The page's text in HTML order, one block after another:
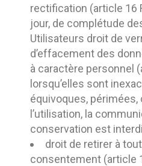
rectification (article 16
jour, de complétude
Utilisateurs droit de
d’effacement des
à caractère personnel
lorsqu’elles sont
équivoques, périmées,
l’utilisation, la
conservation est
droit de retirer à
consentement (article